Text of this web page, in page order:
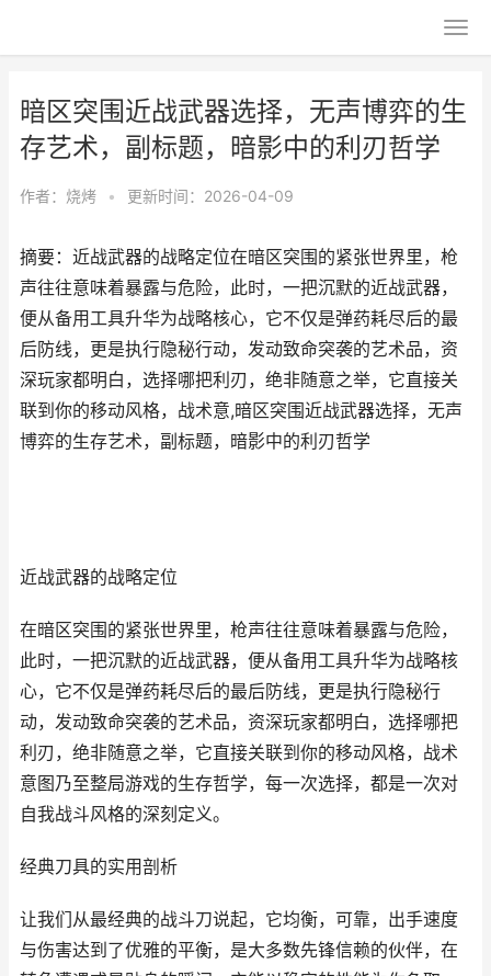
暗区突围近战武器选择，无声博弈的生
存艺术，副标题，暗影中的利刃哲学
作者： 烧烤 • 更新时间：2026-04-09
摘要：近战武器的战略定位在暗区突围的紧张世界里，枪
声往往意味着暴露与危险，此时，一把沉默的近战武器，
便从备用工具升华为战略核心，它不仅是弹药耗尽后的最
后防线，更是执行隐秘行动，发动致命突袭的艺术品，资
深玩家都明白，选择哪把利刃，绝非随意之举，它直接关
联到你的移动风格，战术意,暗区突围近战武器选择，无声
博弈的生存艺术，副标题，暗影中的利刃哲学
近战武器的战略定位
在暗区突围的紧张世界里，枪声往往意味着暴露与危险，
此时，一把沉默的近战武器，便从备用工具升华为战略核
心，它不仅是弹药耗尽后的最后防线，更是执行隐秘行
动，发动致命突袭的艺术品，资深玩家都明白，选择哪把
利刃，绝非随意之举，它直接关联到你的移动风格，战术
意图乃至整局游戏的生存哲学，每一次选择，都是一次对
自我战斗风格的深刻定义。
经典刀具的实用剖析
让我们从最经典的战斗刀说起，它均衡，可靠，出手速度
与伤害达到了优雅的平衡，是大多数先锋信赖的伙伴，在